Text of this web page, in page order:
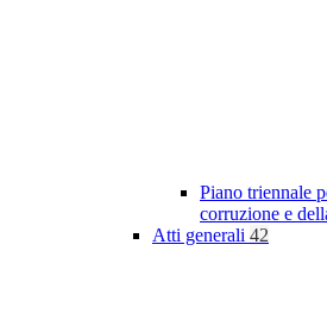
Piano triennale
corruzione e
Atti generali 42